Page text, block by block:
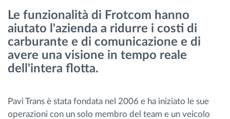
Identificazione automatica del conducente
Scopri tutte le caratteristiche
Le funzionalità di Frotcom hanno
aiutato l'azienda a ridurre i costi di
carburante e di comunicazione e di
avere una visione in tempo reale
dell'intera flotta.
Pavi Trans è stata fondata nel 2006 e ha iniziato le sue
operazioni con un solo membro del team e un veicolo